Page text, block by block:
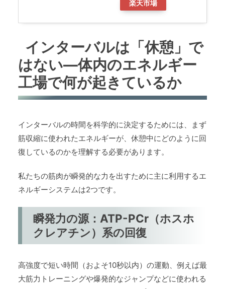
楽天市場
インターバルは「休憩」で
はない—体内のエネルギー
工場で何が起きているか
インターバルの時間を科学的に決定するためには、まず
筋収縮に使われたエネルギーが、休憩中にどのように回
復しているのかを理解する必要があります。
私たちの筋肉が瞬発的な力を出すために主に利用するエ
ネルギーシステムは2つです。
瞬発力の源：ATP-PCr（ホスホ
クレアチン）系の回復
高強度で短い時間（およそ10秒以内）の運動、例えば最
大筋力トレーニングや爆発的なジャンプなどに使われる